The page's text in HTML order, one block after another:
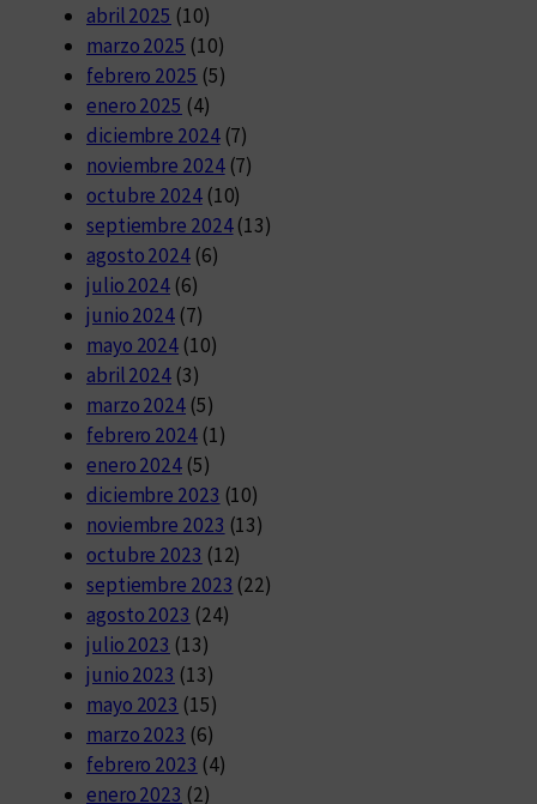
abril 2025 (10)
marzo 2025 (10)
febrero 2025 (5)
enero 2025 (4)
diciembre 2024(7)
noviembre 2024(7)
octubre 2024(10)
septiembre 2024(13)
agosto 2024(6)
julio 2024 (6)
junio 2024 (7)
mayo 2024 (10)
abril 2024 (3)
marzo 2024 (5)
febrero 2024(1)
enero 2024 (5)
diciembre 2023 (10)
noviembre 2023 (13)
octubre 2023 (12)
septiembre 2023 (22)
agosto 2023 (24)
julio 2023 (13)
junio 2023 (13)
mayo 2023 (15)
marzo 2023 (6)
febrero 2023 (4)
enero 2023 (2)